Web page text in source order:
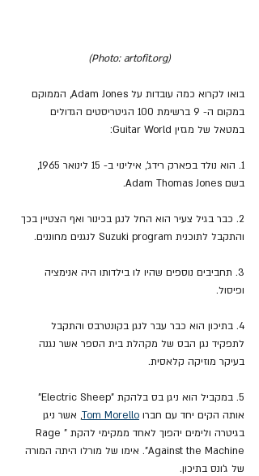
(Photo: artofit.org)
בואו לקרוא כמה עובדות על Adam Jones, הממוקם
במקום ה- 9 ברשימת 100 הגיטריסטים הגדולים
במטאל של מגזין Guitar World:
1. הוא נולד בפארק רידג', אילינוי ב- 15 לינואר 1965,
בשם Adam Thomas Jones.
2. כבר בגיל צעיר הוא החל לנגן בכינור ואף הצטיין בכך
והתקבל לתוכנית Suzuki program לנגנים מחוננים.
3. תחביבים נוספים שהיו לו בילדותו היה אנימציה
ופיסול.
4. בתיכון הוא כבר עבר לנגן בקונטרבס והתקבל
לתפקיד נגן הבס של מקהלת בית הספר אשר נגנה
בעיקר מוזיקה קלאסית.
5. במקביל הוא ניגן בס בלהקת "Electric Sheep"
אותה הקים יחד עם חברו Tom Morello
, אשר ניגן
בגיטרה ולימים יהפוך לאחד ממקימי להקת "Rage
Against the Machine". אימו של מורלו היתה המורה
של ג'ונס בתיכון.